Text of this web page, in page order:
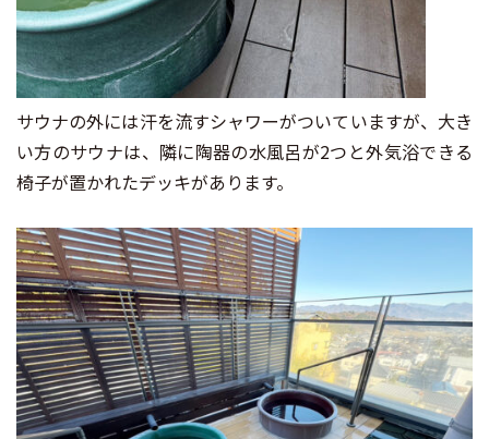
サウナの外には汗を流すシャワーがついていますが、大き
い方のサウナは、隣に陶器の水風呂が2つと外気浴できる
椅子が置かれたデッキがあります。